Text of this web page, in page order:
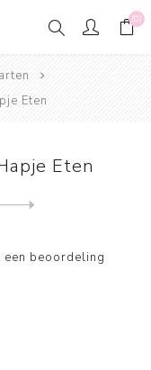
(0)
Eten
Eten
beoordeling